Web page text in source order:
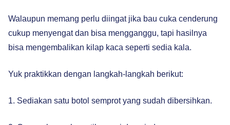
Walaupun memang perlu diingat jika bau cuka cenderung
cukup menyengat dan bisa mengganggu, tapi hasilnya
bisa mengembalikan kilap kaca seperti sedia kala.
Yuk praktikkan dengan langkah-langkah berikut:
1. Sediakan satu botol semprot yang sudah dibersihkan.